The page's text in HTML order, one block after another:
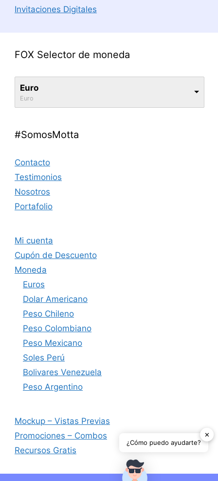
Invitaciones Digitales
FOX Selector de moneda
Euro
Euro
#SomosMotta
Contacto
Testimonios
Nosotros
Portafolio
Mi cuenta
Cupón de Descuento
Moneda
Euros
Dolar Americano
Peso Chileno
Peso Colombiano
Peso Mexicano
Soles Perú
Bolivares Venezuela
Peso Argentino
Mockup – Vistas Previas
Promociones – Combos
Recursos Gratis
✕
¿Cómo puedo ayudarte?